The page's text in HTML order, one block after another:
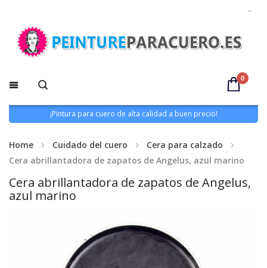
0
¡Pintura para cuero de alta calidad a buen precio!
Home Cuidado del cuero
Cera para calzado
Cera abrillantadora de zapatos de Angelus, azul marino
Cera abrillantadora de zapatos de Angelus,
azul marino